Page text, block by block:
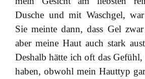
Dusche und mit Waschgel,
Sie meinte dann, dass Gel
aber meine Haut auch stark
Deshalb hätte ich oft das
haben, obwohl mein Hauttyp